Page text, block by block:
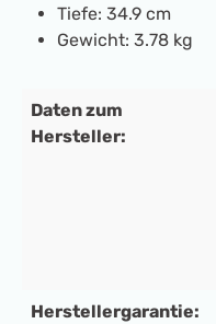
Tiefe: 34.9 cm
Gewicht: 3.78 kg
Daten zum
Hersteller:
Herstellergarantie: